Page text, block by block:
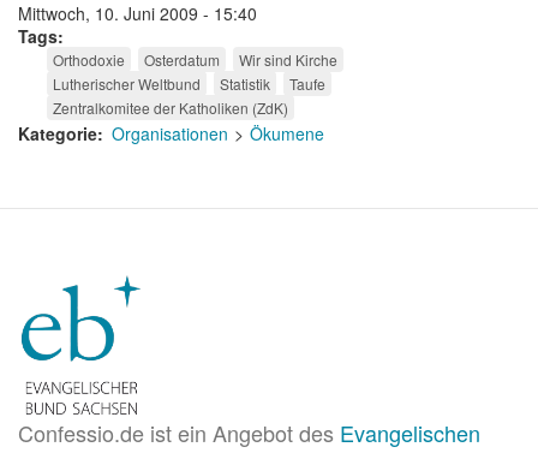
Mittwoch, 10. Juni 2009 - 15:40
Tags
Orthodoxie Osterdatum
Wir sind Kirche
Lutherischer Weltbund
Statistik
Taufe
Zentralkomitee der Katholiken (ZdK)
Kategorie Organisationen Ökumene
Confessio.de ist ein Angebot des Evangelischen